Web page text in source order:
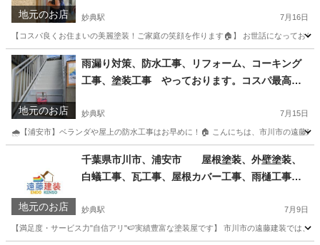
地元のお店 妙典駅 7月16日
【コスパ良くお住まいの美麗塗装！ご家庭の笑顔を作ります🏠】 お世話になってお
千葉 市川市 妙典駅 リフォーム お客様
地元のお店
雨漏り対策、防水工事、リフォーム、コーキング
工事、塗装工事 やっております。コスパ最高の
妙典駅 7月15日
🌧【浦安市】ベランダや屋上の防水工事はお早めに！🏠 こんにちは、市川市の遠藤
妙典駅 その他 防水工事
地元のお店
千葉県市川市、浦安市 屋根塗装、外壁塗装、
白蟻工事、瓦工事、屋根カバー工事、雨樋工事
妙典駅 7月9日
【満足度・サービス力"自信アリ"🍉実績豊富な塗装屋です】 市川市の遠藤建装では